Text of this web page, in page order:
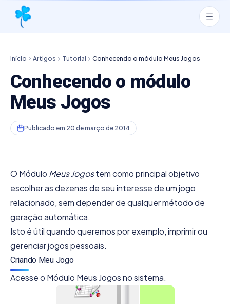
Início Artigos Tutorial Conhecendo o módulo Meus Jogos
Conhecendo o módulo
Meus Jogos
Publicado em 20 de março de 2014
O Módulo Meus Jogostem como principal objetivo
escolher as dezenas de seu interesse de um jogo
relacionado, sem depender de qualquer método de
geração automática.
Isto é útil quando queremos por exemplo, imprimir ou
gerenciar jogos pessoais.
Criando Meu Jogo
Acesse o Módulo Meus Jogos no sistema.